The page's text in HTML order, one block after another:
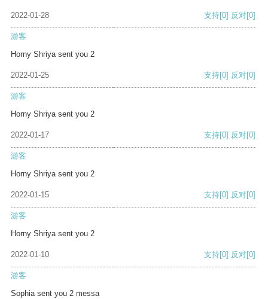
2022-01-28 支持[0] 反对[0]
游客
Horny Shriya sent you 2
2022-01-25 支持[0] 反对[0]
游客
Horny Shriya sent you 2
2022-01-17 支持[0] 反对[0]
游客
Horny Shriya sent you 2
2022-01-15 支持[0] 反对[0]
游客
Horny Shriya sent you 2
2022-01-10 支持[0] 反对[0]
游客
Sophia sent you 2 messa